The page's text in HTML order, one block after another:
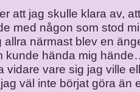
att jag skulle klara av,
med någon som stod
närmast blev en
kunde hända mig
vidare vare sig jag ville
väl inte börjat göra än